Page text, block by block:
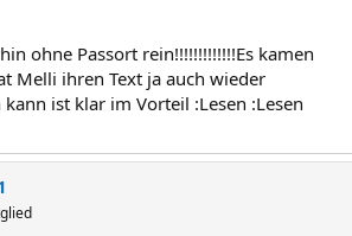
Du aber schneller als ich meine
so, daß ich Dir das immer wieder vorhalten
ich muss es einfach sagen:
5 MINUTEN NACH DEM WIND.
jetzt Geheim-User in Mellis Forum. Das
ohne Passort rein!!!!!!!!!!!!!Es kamen
Melli ihren Text ja auch wieder
ist klar im Vorteil :Lesen :Lesen